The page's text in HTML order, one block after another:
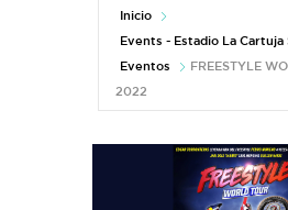
Inicio
Events - Estadio La Cartuja
Eventos
FREESTYLE
2022